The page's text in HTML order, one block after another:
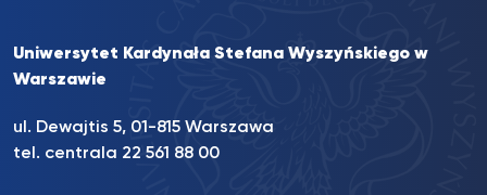
Uniwersytet Kardynała Stefana Wyszyńskiego w
Warszawie
ul. Dewajtis 5, 01-815 Warszawa
tel. centrala 22 561 88 00